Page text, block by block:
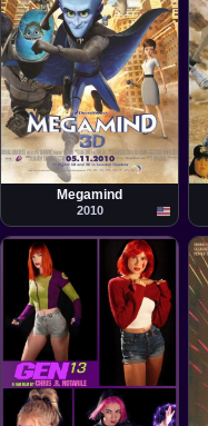
Película
Tom McGrath
Megamind
2010